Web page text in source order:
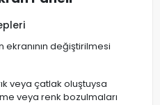
ekranının değiştirilmesi
veya çatlak oluştuysa
veya renk bozulmaları